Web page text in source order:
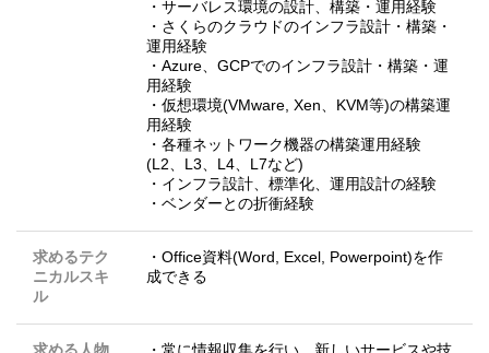
・サーバレス環境の設計、構築・運用経験
・さくらのクラウドのインフラ設計・構築・
運用経験
・Azure、GCPでのインフラ設計・構築・運
用経験
・仮想環境(VMware, Xen、KVM等)の構築運
用経験
・各種ネットワーク機器の構築運用経験
(L2、L3、L4、L7など)
・インフラ設計、標準化、運用設計の経験
・ベンダーとの折衝経験
求めるテク
ニカルスキ
ル
・Office資料(Word, Excel, Powerpoint)を作
成できる